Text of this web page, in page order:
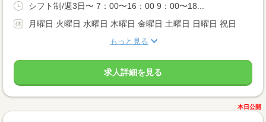
シフト制/週3日〜 7：00〜16：00 9：00〜18...
月曜日 火曜日 水曜日 木曜日 金曜日 土曜日 日曜日 祝日
もっと見る
求人詳細を見る
本日公開